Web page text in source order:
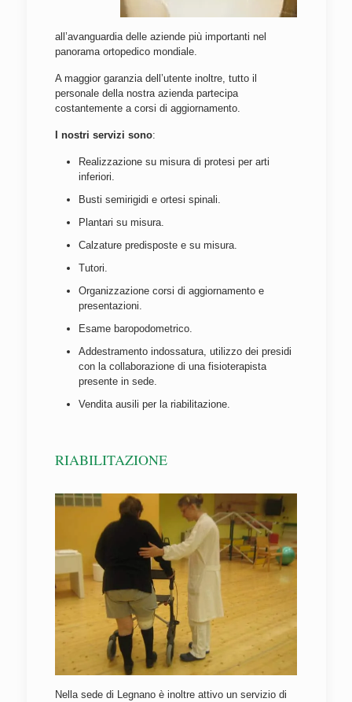
all’avanguardia delle aziende più importanti nel
panorama ortopedico mondiale.
A maggior garanzia dell’utente inoltre, tutto il
personale della nostra azienda partecipa
costantemente a corsi di aggiornamento.
I nostri servizi sono:
Realizzazione su misura di protesi per arti
inferiori.
Busti semirigidi e ortesi spinali.
Plantari su misura.
Calzature predisposte e su misura.
Tutori.
Organizzazione corsi di aggiornamento e
presentazioni.
Esame baropodometrico.
Addestramento indossatura, utilizzo dei presidi
con la collaborazione di una fisioterapista
presente in sede.
Vendita ausili per la riabilitazione.
RIABILITAZIONE
Nella sede di Legnano è inoltre attivo un servizio di